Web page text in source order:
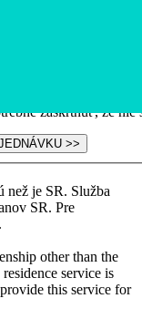
zaškrtnúť, že nie
>>
než je SR. Služba
SR. Pre
other than the
service is
this service for